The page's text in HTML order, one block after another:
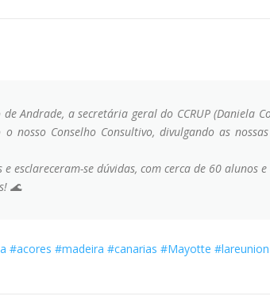
Andrade, a secretária geral do CCRUP
nosso Conselho Consultivo, divulgando as
esclareceram-se dúvidas, com cerca de 60 alunos e
🌊
#acores #madeira #canarias #Mayotte #lareunion